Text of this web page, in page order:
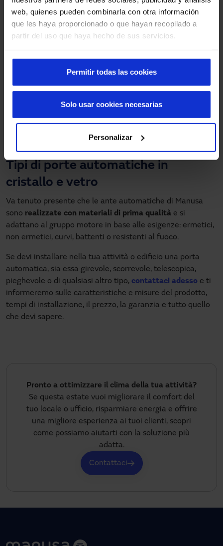
web, quienes pueden combinarla con otra información
que les haya proporcionado o que hayan recopilado a
partir del uso que haya hecho de sus servicios.
Permitir todas las cookies
Personalizar
Solo usar cookies necesarias
seconda del grado di isolamento e di tenuta
desiderato. Opzione doppio vetro per aree in cui sono
presenti condizioni meteorologiche avverse. Esiste la
profili antipanico per le uscite di emergenza.
Ante per funzioni speciali: Ante con profili trasparenti
pannellate ermetiche, non ermetiche o piombate per
ambienti sanitari.
Tipi di porte automatiche in
cristallo e vetro
Va tenuto presente che le ante automatiche di Manusa
sono realizzate con materiali di prima qualità e si
adattano al gruppo motore in base alle esigenze: ermetici,
non ermetici, curvi, battenti o resistenti al fuoco.
Se devi installare nella tua attività o edificio una porta
automatica, sia essa girevole, scorrevole, telescopica,
pieghevole o di qualsiasi altro tipo, contattaci adesso e ti
informeremo sulle caratteristiche e misure del prodotto,
tempi di installazione, il prezzo, la garanzia e tutto quello
che devi sapere.
Pronto a ottimizzare il clima della tua attività?
Se questa estate vuoi migliorare il comfort del
tuo locale o ufficio, risparmiare energia e offrire
una migliore esperienza ai tuoi clienti, scopri
come possiamo aiutarti con la soluzione più
adatta.
Contattaci